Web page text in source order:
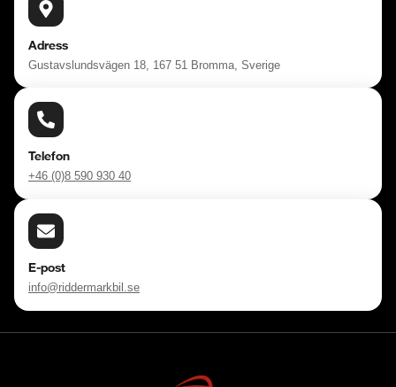
Adress
Gustavslundsvägen 18, 167 51 Bromma, Sverige
Telefon
+46 (0)8 590 930 40
E-post
info@riddermarkbil.se